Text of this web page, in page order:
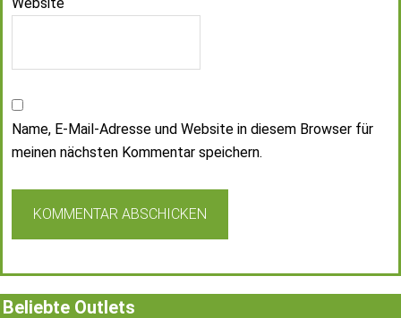
Name, E-Mail-Adresse und Website in diesem Browser für
meinen nächsten Kommentar speichern.
Beliebte Outlets